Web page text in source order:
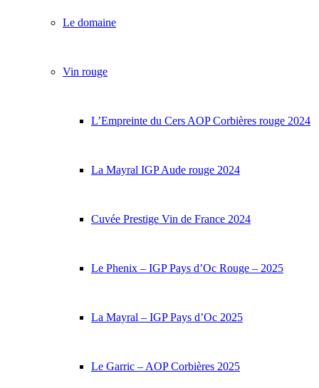
Le domaine
Vin rouge
L’Empreinte du Cers AOP Corbières rouge 2024
La Mayral IGP Aude rouge 2024
Cuvée Prestige Vin de France 2024
Le Phenix – IGP Pays d’Oc Rouge – 2025
La Mayral – IGP Pays d’Oc 2025
Le Garric – AOP Corbières 2025